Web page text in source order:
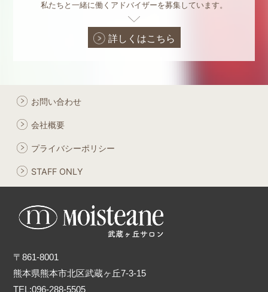
私たちと一緒に働くアドバイザーを募集しています。
詳しくはこちら
お問い合わせ
会社概要
プライバシーポリシー
STAFF ONLY
〒861-8001
熊本県熊本市北区武蔵ヶ丘7-3-15
TEL:096-288-5505